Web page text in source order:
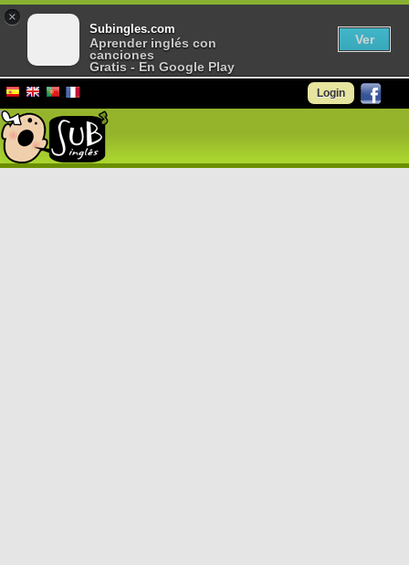
Login
×
Subingles.com
Aprender inglés con
canciones
Gratis - En Google Play
Ver